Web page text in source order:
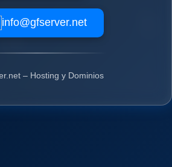
info@gfserver.net
– Hosting y Dominios